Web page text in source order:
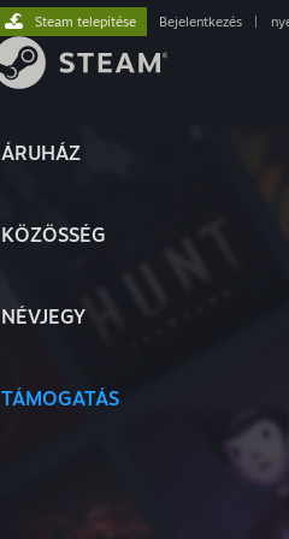
ÁRUHÁZ
KÖZÖSSÉG
NÉVJEGY
TÁMOGATÁS
Steam telepítése Bejelentkezés